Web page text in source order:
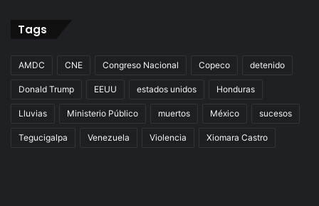
Tags
AMDC CNE Congreso Nacional Copeco detenido
Donald Trump EEUU estados unidos Honduras
Lluvias Ministerio Público muertos México sucesos
Tegucigalpa Venezuela Violencia Xiomara Castro